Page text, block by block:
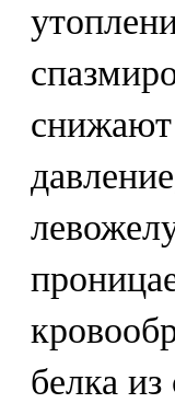
снижают
белка